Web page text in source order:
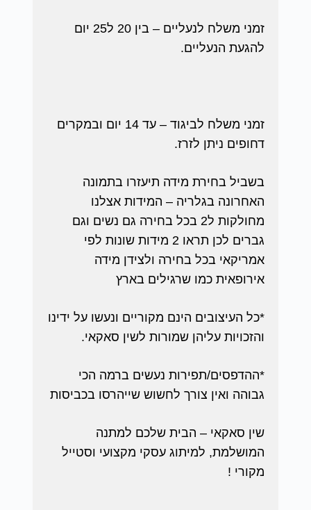
זמני משלח לנעליים – בין 20 ל25 יום
להגעת הנעליים.
זמני משלח לביגוד – עד 14 יום ובמקרים
דחופים ניתן לזרז.
בשביל בחירת מידה תיעזרו בתמונה
האחרונה בגלריה – המידות אצלנו
מחולקות ל2 בכל בחירה גם נשים וגם
גברים לכן תראו 2 מידות שונות לפי
אמריקאי בכל בחירה ולצידן מידה
אירופאית כמו שרגילים בארץ
*כל העיצובים הינם מקוריים ונעשו על ידינו
והזכויות עליהן שמורות לשין סאקאי.
*ההדפסים/תפירות נעשים ברמה הכי
גבוהה ואין צורך לחשוש שייהרסו בכביסות
שין סאקאי – הבית שלכם למתנה
המושלמת, למיתוג עסקי מקצועי וסטייל
מקורי !